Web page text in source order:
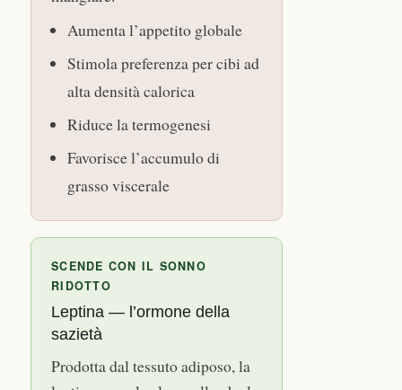
Aumenta l’appetito globale
Stimola preferenza per cibi ad
alta densità calorica
Riduce la termogenesi
Favorisce l’accumulo di
grasso viscerale
SCENDE CON IL SONNO
RIDOTTO
Leptina — l’ormone della
sazietà
Prodotta dal tessuto adiposo, la